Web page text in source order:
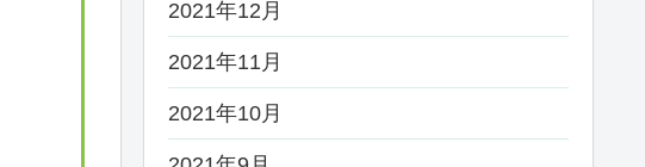
2021年12月
2021年11月
2021年10月